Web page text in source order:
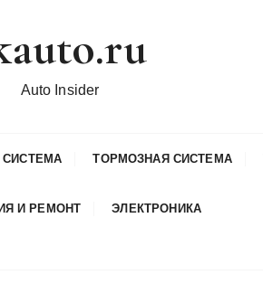
Auto Insider
СИСТЕМА ТОРМОЗНАЯ СИСТЕМА
И РЕМОНТ ЭЛЕКТРОНИКА